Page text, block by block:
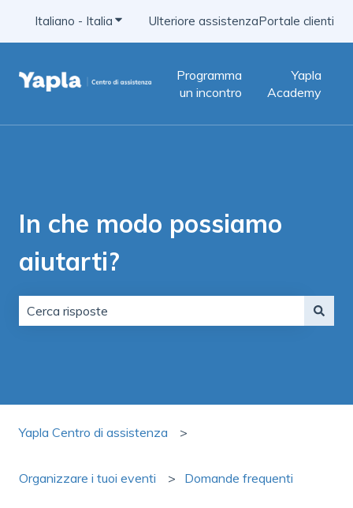
Italiano - Italia Mostra sottomenu per le traduzioni
Ulteriore assistenzaPortale clienti
Programma
un incontro
Yapla
Academy
In che modo possiamo
aiutarti?
Yapla Centro di assistenza
Organizzare i tuoi eventi Domande frequenti